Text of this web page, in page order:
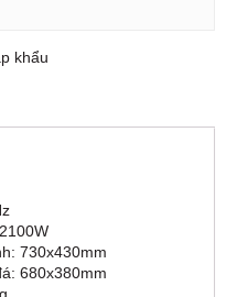
khẩu
730x430mm
680x380mm